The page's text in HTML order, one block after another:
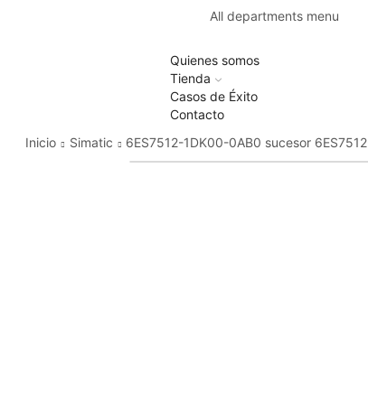
All departments menu
Quienes somos
Tienda
Casos de Éxito
Contacto
Inicio Simatic 6ES7512-1DK00-0AB0 sucesor